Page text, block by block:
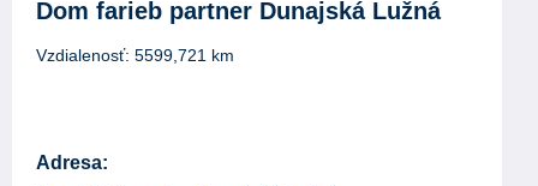
Dom farieb partner Dunajská Lužná
Vzdialenosť: 5599,721 km
Adresa: